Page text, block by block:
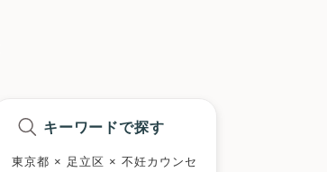
キーワードで探す
東京都 × 足立区 × 不妊カウンセ